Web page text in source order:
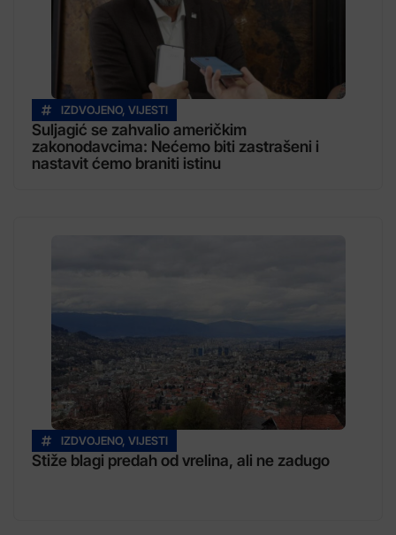
IZDVOJENO, VIJESTI
Suljagić se zahvalio američkim
zakonodavcima: Nećemo biti zastrašeni i
nastavit ćemo braniti istinu
IZDVOJENO, VIJESTI
Stiže blagi predah od vrelina, ali ne zadugo